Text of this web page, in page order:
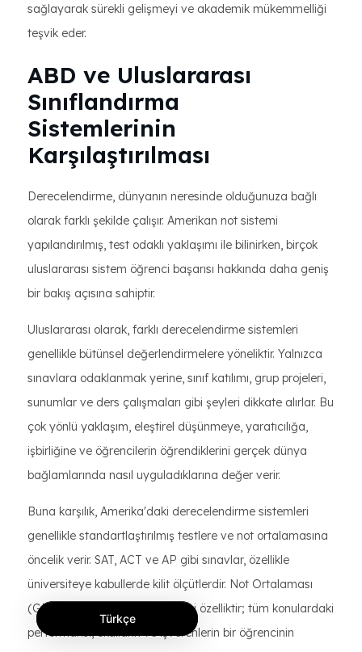
sağlayarak sürekli gelişmeyi ve akademik mükemmelliği
teşvik eder.
ABD ve Uluslararası
Sınıflandırma
Sistemlerinin
Karşılaştırılması
Derecelendirme, dünyanın neresinde olduğunuza bağlı
olarak farklı şekilde çalışır. Amerikan not sistemi
yapılandırılmış, test odaklı yaklaşımı ile bilinirken, birçok
uluslararası sistem öğrenci başarısı hakkında daha geniş
bir bakış açısına sahiptir.
Uluslararası olarak, farklı derecelendirme sistemleri
genellikle bütünsel değerlendirmelere yöneliktir. Yalnızca
sınavlara odaklanmak yerine, sınıf katılımı, grup projeleri,
sunumlar ve ders çalışmaları gibi şeyleri dikkate alırlar. Bu
çok yönlü yaklaşım, eleştirel düşünmeye, yaratıcılığa,
işbirliğine ve öğrencilerin öğrendiklerini gerçek dünya
bağlamlarında nasıl uyguladıklarına değer verir.
Buna karşılık, Amerika'daki derecelendirme sistemleri
genellikle standartlaştırılmış testlere ve not ortalamasına
öncelik verir. SAT, ACT ve AP gibi sınavlar, özellikle
üniversiteye kabullerde kilit ölçütlerdir. Not Ortalaması
(GPA) sistemi bir başka merkezi özelliktir; tüm konulardaki
performansı, okulların ve işverenlerin bir öğrencinin
Türkçe